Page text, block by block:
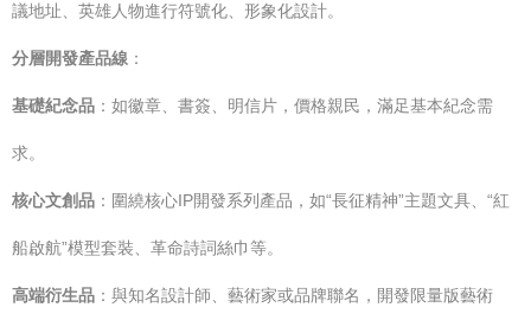
議地址、英雄人物進行符號化、形象化設計。
分層開發產品線 ：
基礎紀念品 ：如徽章、書簽、明信片，價格親民，滿足基本紀念需
求。
核心文創品 ：圍繞核心IP開發系列產品，如“長征精神”主題文具、“紅
船啟航”模型套裝、革命詩詞絲巾等。
高端衍生品 ：與知名設計師、藝術家或品牌聯名，開發限量版藝術